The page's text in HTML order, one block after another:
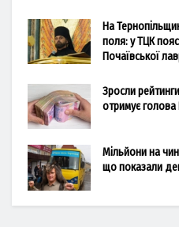
На
поля: у ТЦК
Почаївської
Зросли
отримує
Мільйони на
що показали